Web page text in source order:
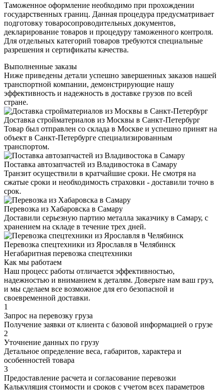
Таможенное оформление необходимо при прохождении
государственных границ. Данная процедура предусматривает
подготовку товаросопроводительных документов,
декларирование товаров и процедуру таможенного контроля.
Для отдельных категорий товаров требуются специальные
разрешения и сертификаты качества.
Выполненные заказы
Ниже приведены детали успешно завершенных заказов нашей
транспортной компании, демонстрирующие нашу
эффективность и надежность в доставке грузов по всей
стране.
Доставка стройматериалов из Москвы в Санкт-Петербург
Товар был отправлен со склада в Москве и успешно принят на
объект в Санкт-Петербурге специализированным
транспортом.
Поставка автозапчастей из Владивостока в Самару
Транзит осуществили в кратчайшие сроки. Не смотря на
сжатые сроки и необходимость страховки - доставили точно в
срок.
Перевозка из Хабаровска в Самару
Доставили серьезную партию металла заказчику в Самару, с
хранением на складе в течение трех дней.
Перевозка спецтехники из Ярославля в Челябинск
Негабаритная перевозка спецтехники
Как мы работаем
Наш процесс работы отличается эффективностью,
надежностью и вниманием к деталям. Доверьте нам ваш груз,
и мы сделаем все возможное для его безопасной и
своевременной доставки.
1
Запрос на перевозку груза
Получение заявки от клиента с базовой информацией о грузе
2
Уточнение данных по грузу
Детальное определение веса, габаритов, характера и
особенностей товара
3
Предоставление расчета и согласование перевозки
Калькуляция стоимости и сроков с учетом всех параметров